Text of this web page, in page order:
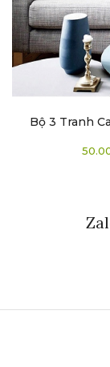
Bộ 3 Tranh